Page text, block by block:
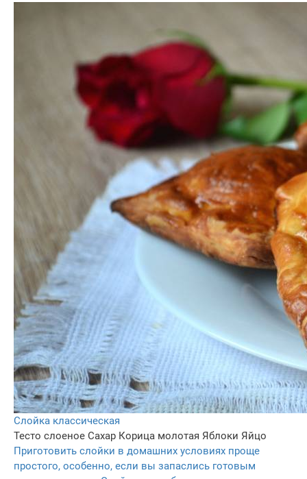
Слойка классическая
Тесто слоеное Сахар Корица молотая Яблоки Яйцо
Приготовить слойки в домашних условиях проще
простого, особенно, если вы запаслись готовым